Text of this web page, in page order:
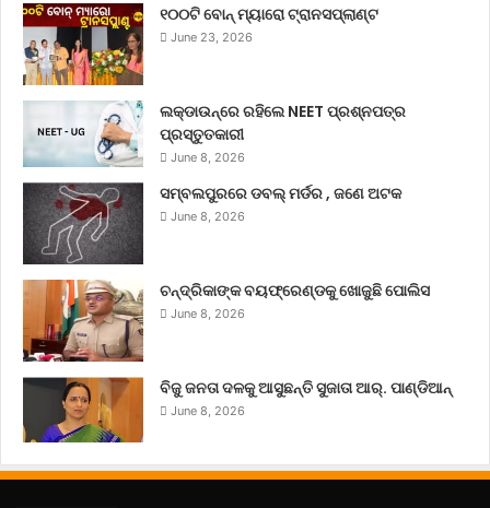
୧୦୦ଟି ବୋନ୍ ମ୍ୟାରୋ ଟ୍ରାନସପ୍ଲାଣ୍ଟ
June 23, 2026
ଲକ୍‌ଡାଉନ୍‌ରେ ରହିଲେ NEET ପ୍ରଶ୍ନପତ୍ର
ପ୍ରସ୍ତୁତକାରୀ
June 8, 2026
ସମ୍ବଲପୁରରେ ଡବଲ୍ ମର୍ଡର , ଜଣେ ଅଟକ
June 8, 2026
ଚନ୍ଦ୍ରିକାଙ୍କ ବୟଫ୍ରେଣ୍ଡକୁ ଖୋଜୁଛି ପୋଲିସ
June 8, 2026
ବିଜୁ ଜନତା ଦଳକୁ ଆସୁଛନ୍ତି ସୁଜାତା ଆର୍‌. ପାଣ୍ଡିଆନ୍
June 8, 2026